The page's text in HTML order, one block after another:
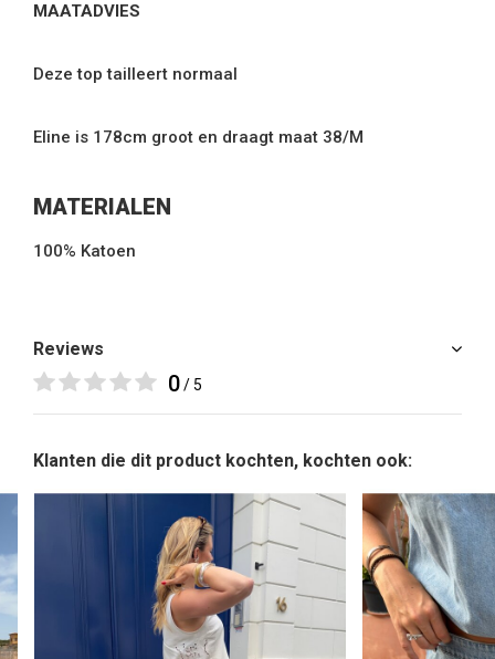
MAATADVIES
Deze top tailleert normaal
Eline is 178cm groot en draagt maat 38/M
MATERIALEN
100% Katoen
Reviews
0/ 5
Klanten die dit product kochten, kochten ook: